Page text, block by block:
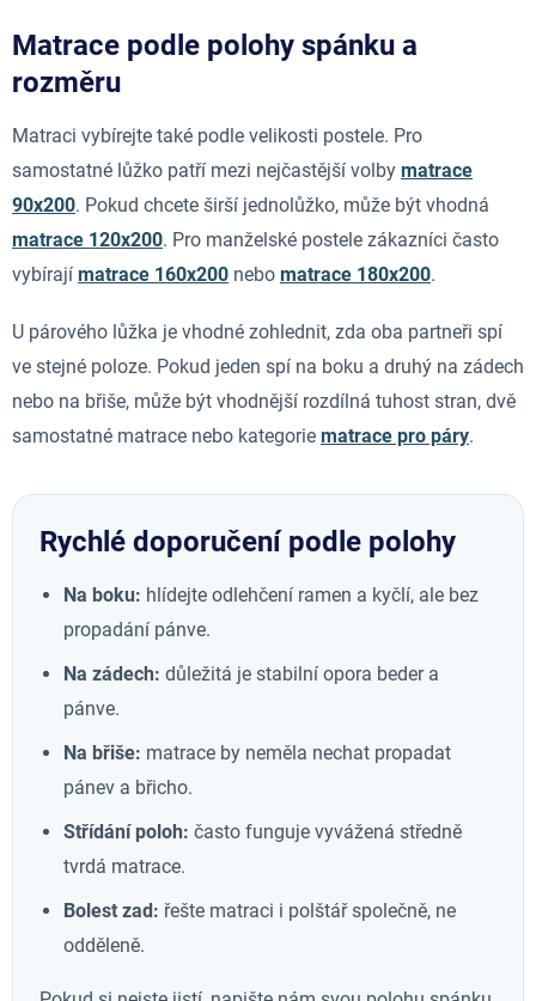
Matrace podle polohy spánku a
rozměru
Matraci vybírejte také podle velikosti postele. Pro
samostatné lůžko patří mezi nejčastější volby matrace
90x200. Pokud chcete širší jednolůžko, může být vhodná
matrace 120x200. Pro manželské postele zákazníci často
vybírají matrace 160x200 nebo matrace 180x200.
U párového lůžka je vhodné zohlednit, zda oba partneři spí
ve stejné poloze. Pokud jeden spí na boku a druhý na zádech
nebo na břiše, může být vhodnější rozdílná tuhost stran, dvě
samostatné matrace nebo kategorie matrace pro páry.
Rychlé doporučení podle polohy
Na boku: hlídejte odlehčení ramen a kyčlí, ale bez
propadání pánve.
Na zádech: důležitá je stabilní opora beder a
pánve.
Na břiše: matrace by neměla nechat propadat
pánev a břicho.
Střídání poloh: často funguje vyvážená středně
tvrdá matrace.
Bolest zad: řešte matraci i polštář společně, ne
odděleně.